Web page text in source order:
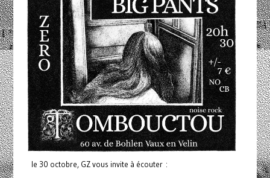
le 30 octobre, GZ vous invite à écouter :